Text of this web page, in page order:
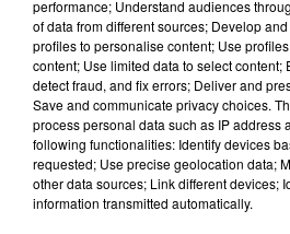
votre séjour
de la...
Destination
vous !
performance; Understand audiences
of data from different sources; Develop
profiles to personalise content; Use
content; Use limited data to select content;
detect fraud, and fix errors; Deliver and
Save and communicate privacy choices.
process personal data such as IP address
following functionalities: Identify devices
requested; Use precise geolocation data;
other data sources; Link different devices;
information transmitted automatically.